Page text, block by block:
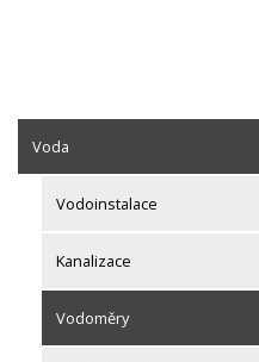
Voda
Vodoinstalace
Kanalizace
Vodoměry